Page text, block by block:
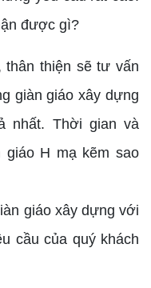
được gì?
thiện sẽ tư vấn
giàn giáo xây dựng
nhất. Thời gian và
H mạ kẽm sao
giáo xây dựng với
cầu của quý khách